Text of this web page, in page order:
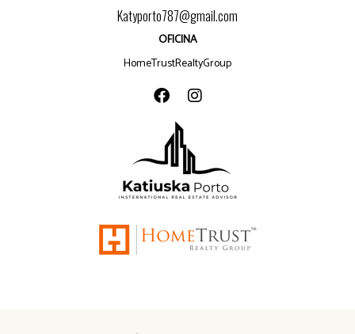
Katyporto787@gmail.com
OFICINA
HomeTrustRealtyGroup